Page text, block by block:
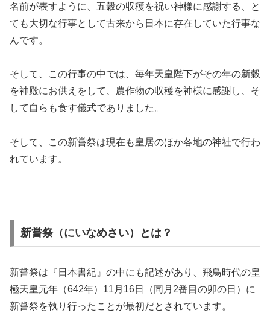
名前が表すように、五穀の収穫を祝い神様に感謝する、と
ても大切な行事として古来から日本に存在していた行事な
んです。
そして、この行事の中では、毎年天皇陛下がその年の新穀
を神殿にお供えをして、農作物の収穫を神様に感謝し、そ
して自らも食す儀式でありました。
そして、この新嘗祭は現在も皇居のほか各地の神社で行わ
れています。
新嘗祭（にいなめさい）とは？
新嘗祭は『日本書紀』の中にも記述があり、飛鳥時代の皇
極天皇元年（642年）11月16日（同月2番目の卯の日）に
新嘗祭を執り行ったことが最初だとされています。